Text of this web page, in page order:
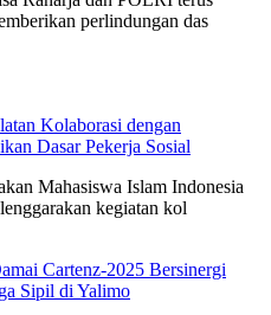
perlindungan das
Kolaborasi dengan
Dasar Pekerja Sosial
Mahasiswa Islam Indonesia
kegiatan kol